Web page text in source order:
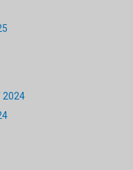
2024